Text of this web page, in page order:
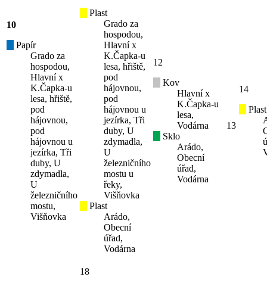
10
Papír
Grado za
hospodou,
Hlavní x
K.Čapka-u
lesa, hřiště,
pod
hájovnou,
pod
hájovnou u
jezírka, Tři
duby, U
zdymadla,
U
železničního
mostu,
Višňovka
Plast
Grado za
hospodou,
Hlavní x
K.Čapka-u
lesa, hřiště,
pod
hájovnou,
pod
hájovnou u
jezírka, Tři
duby, U
zdymadla,
U
železničního
mostu u
řeky,
Višňovka
Plast
Arádo,
Obecní
úřad,
Vodárna
12
Kov
Hlavní x
K.Čapka-u
lesa,
Vodárna
Sklo
Arádo,
Obecní
úřad,
Vodárna
13
14
Plast
18